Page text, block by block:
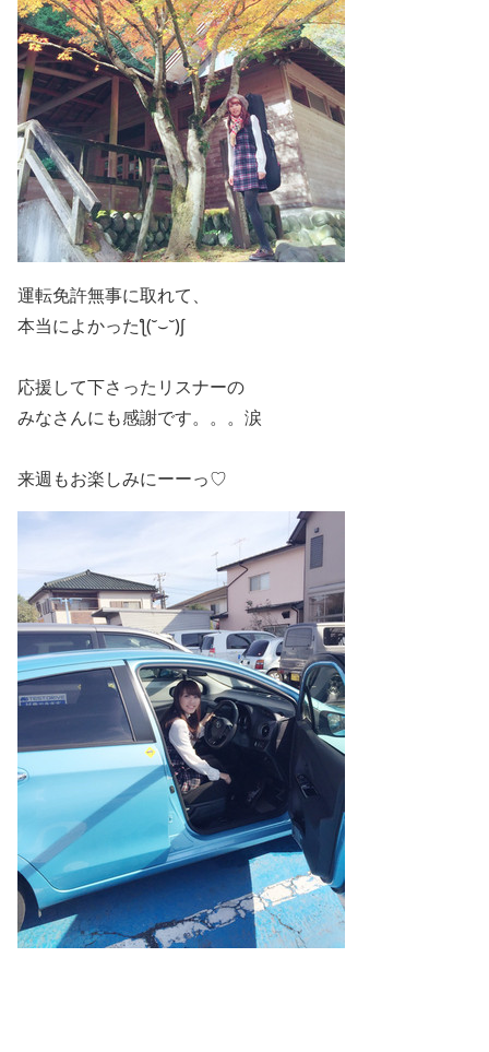
運転免許無事に取れて、
本当によかったƪ(˘⌣˘)ʃ
応援して下さったリスナーの
みなさんにも感謝です。。。涙
来週もお楽しみにーーっ♡